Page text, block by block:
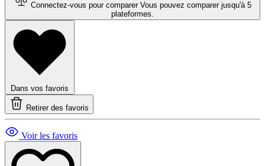
Connectez-vous pour comparer Vous pouvez comparer jusqu'à 5
plateformes.
Dans vos favoris
Retirer des favoris
Voir les favoris